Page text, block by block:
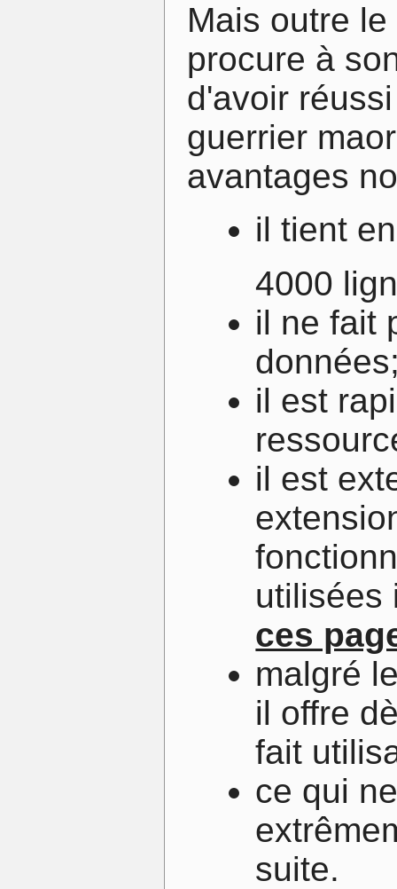
Mais outre
procure à
d'avoir
guerrier
avantages
il tient
4000
il ne fait
il est
il est
utilisées
ces
malgré
il offre
fait
ce qui
suite.